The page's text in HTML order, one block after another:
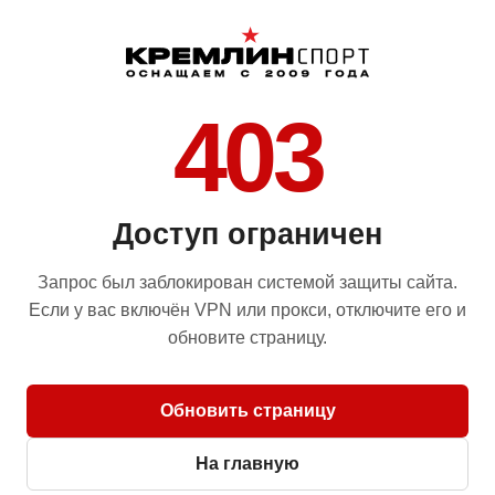
403
Доступ ограничен
Запрос был заблокирован системой защиты сайта.
Если у вас включён VPN или прокси, отключите его и
обновите страницу.
Обновить страницу
На главную